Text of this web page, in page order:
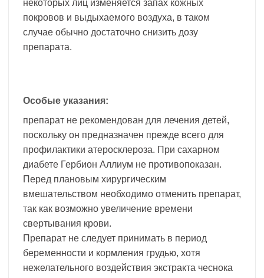
некоторых лиц изменяется запах кожных
покровов и выдыхаемого воздуха, в таком
случае обычно достаточно снизить дозу
препарата.
Особые указания:
препарат не рекомендован для лечения детей,
поскольку он предназначен прежде всего для
профилактики атеросклероза. При сахарном
диабете Гербион Аллиум не противопоказан.
Перед плановым хирургическим
вмешательством необходимо отменить препарат,
так как возможно увеличение времени
свертывания крови.
Препарат не следует принимать в период
беременности и кормления грудью, хотя
нежелательного воздействия экстракта чеснока